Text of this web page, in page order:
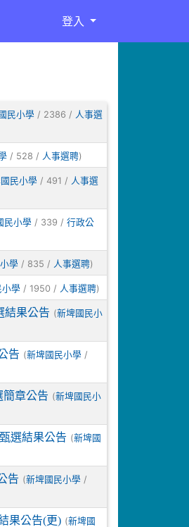
登入
民小學 / 2386 / 人事選
/ 528 / 人事選聘)
民小學 / 491 / 人事選
民小學 / 339 /行政公
學 / 835 / 人事選聘)
小學 / 1950 / 人事選聘)
結果公告 (新埤國民小
告 (新埤國民小學 /
簡章公告 (新埤國民小
選結果公告 (新埤國
告 (新埤國民小學 /
果公告(更) (新埤國